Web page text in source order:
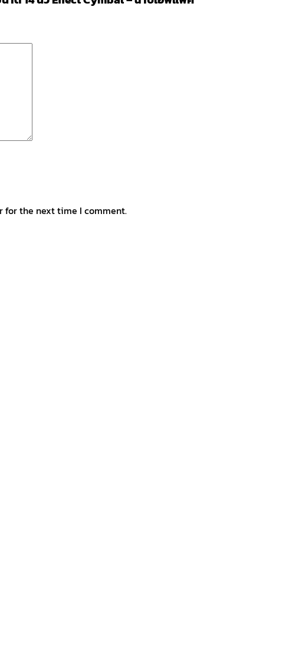
for the next time I comment.